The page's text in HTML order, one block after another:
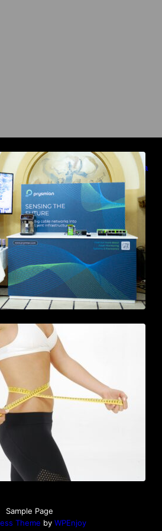
aduce la COMM26 tehnologii de
si Digital Energy pentru monitorizarea
real a infrastrucrutilor critice
Wegovy® generează o scădere
de până la 22,6% la femei în
menopauzei și reduce la jumătate
migrene
Sample Page
Theme by WPEnjoy